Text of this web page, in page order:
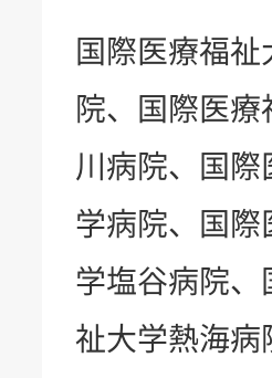
国際医療福祉
院、国際医療
川病院、国際
学病院、国際
学塩谷病院、
祉大学熱海病